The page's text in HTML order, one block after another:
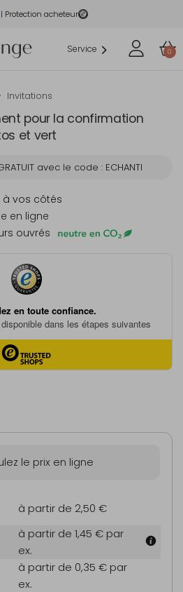
| Protection acheteur
Service 0
Invitations
pour la confirmation
et vert
avec le code : ECHANTI
à vos côtés
en ligne
ouvrés
le prix en ligne
à partir de 2,50 €
à partir de 1,45 € par
ex.
à partir de 0,35 € par
ex.